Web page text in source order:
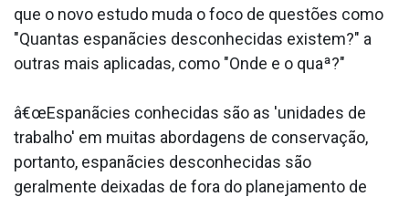
que o novo estudo muda o foco de questões como
"Quantas espanãcies desconhecidas existem?" a
outras mais aplicadas, como "Onde e o quaª?"
â€œEspanãcies conhecidas são as 'unidades de
trabalho' em muitas abordagens de conservação,
portanto, espanãcies desconhecidas são
geralmente deixadas de fora do planejamento de